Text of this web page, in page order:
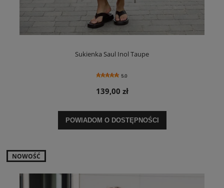
Sukienka Saul Inol Taupe
5.0
139,00 zł
POWIADOM O DOSTĘPNOŚCI
NOWOŚĆ